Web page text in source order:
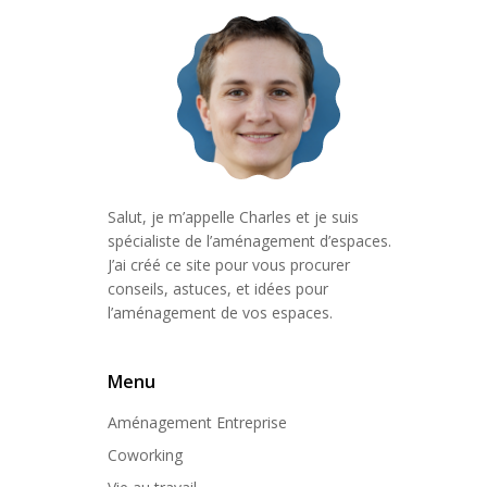
Salut, je m’appelle Charles et je suis
spécialiste de l’aménagement d’espaces.
J’ai créé ce site pour vous procurer
conseils, astuces, et idées pour
l’aménagement de vos espaces.
Menu
Aménagement Entreprise
Coworking